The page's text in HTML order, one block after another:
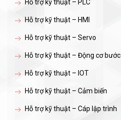
Hỗ trợ kỹ thuật – PLC
Hỗ trợ kỹ thuật – HMI
Hỗ trợ kỹ thuật – Servo
Hỗ trợ kỹ thuật – Động cơ bước
Hỗ trợ kỹ thuật – IOT
Hỗ trợ kỹ thuật – Cảm biến
Hỗ trợ kỹ thuật – Cáp lập trình